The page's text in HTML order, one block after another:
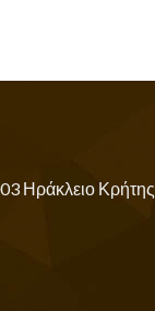
Ηράκλειο Κρήτης